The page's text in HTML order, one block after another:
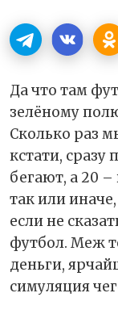
Да что там
зелёному
Сколько раз
кстати, сразу
бегают, а 20 –
так или
если не
футбол. Меж
деньги,
симуляция